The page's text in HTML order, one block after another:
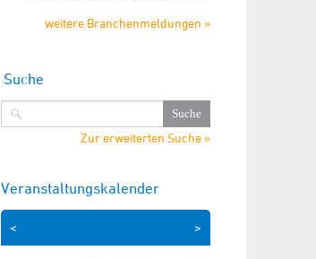
weitere Branchenmeldungen »
Suche
Zur erweiterten Suche »
Veranstaltungskalender
>
<